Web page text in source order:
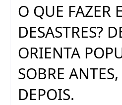
O QUE FAZER
DESASTRES?
ORIENTA
SOBRE
DEPOIS.